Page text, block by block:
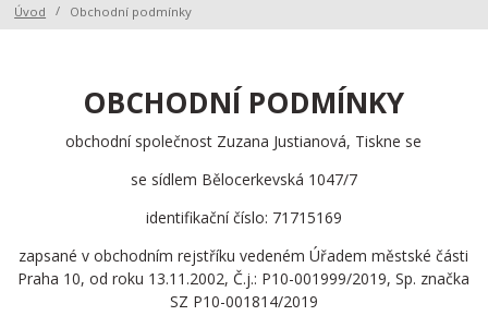
Úvod Obchodní podmínky
OBCHODNÍ PODMÍNKY
obchodní společnost Zuzana Justianová, Tiskne se
se sídlem Bělocerkevská 1047/7
identifikační číslo: 71715169
zapsané v obchodním rejstříku vedeném Úřadem městské části
Praha 10, od roku 13.11.2002, Č.j.: P10-001999/2019, Sp. značka
SZ P10-001814/2019